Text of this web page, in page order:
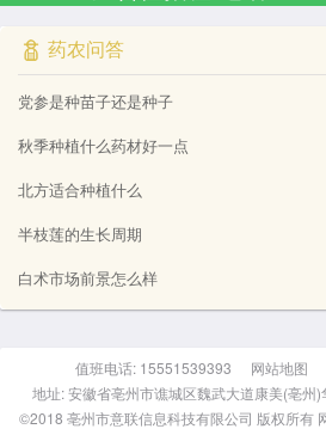
药农问答
党参是种苗子还是种子
秋季种植什么药材好一点
北方适合种植什么
半枝莲的生长周期
白术市场前景怎么样
值班电话: 15551539393 网站地图
地址: 安徽省亳州市谯城区魏武大道康美(亳州
©2018 亳州市意联信息科技有限公司 版权所有